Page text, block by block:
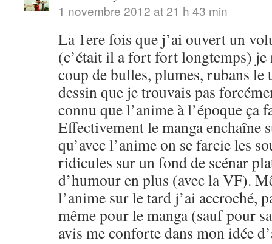
1 novembre 2012 at 21 h 43 min
La 1ere fois que j’ai ouvert un
(c’était il a fort fort longtemps) je
coup de bulles, plumes, rubans le
dessin que je trouvais pas
connu que l’anime à l’époque ça
Effectivement le manga enchaîne
qu’avec l’anime on se farcie les
ridicules sur un fond de scénar
d’humour en plus (avec la VF).
l’anime sur le tard j’ai accroché,
même pour le manga (sauf pour
avis me conforte dans mon idée